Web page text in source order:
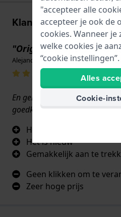
Klantenreviews
"Origineel, mooi en
Alejandro Salazar · 17 juni 2022
En gemakkelijk aan te
goedkoper kunnen.
Het is de originele
Het is nieuw
Gemakkelijk aan te
Geen klikken om te
Zeer hoge prijs
"accepteer alle
accepteer je ook de
cookies. Wanneer je
welke cookies je
“cookie instellingen”.
Alles
Cookie-